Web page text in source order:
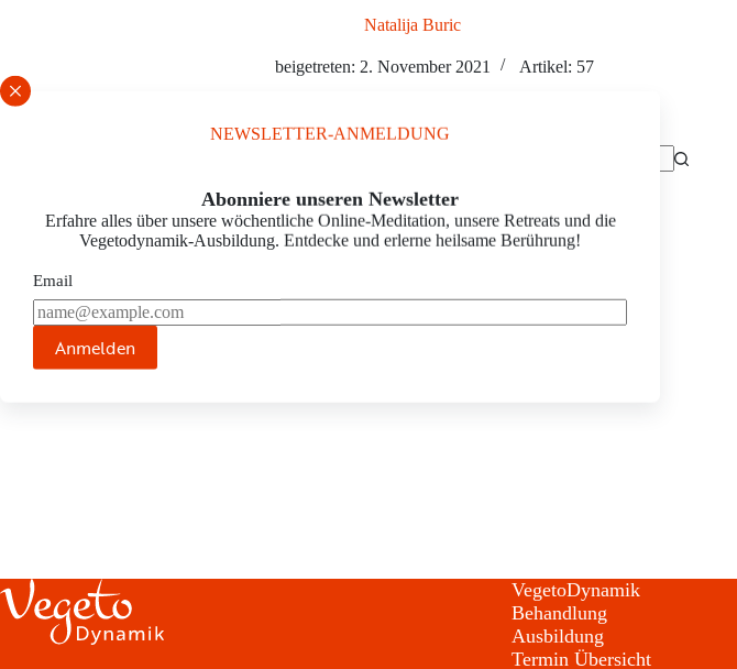
NEWSLETTER-ANMELDUNG
Abonniere unseren Newsletter
Erfahre alles über unsere wöchentliche Online-Meditation, unsere Retreats und die
Vegetodynamik-Ausbildung. Entdecke und erlerne heilsame Berührung!
Email
Anmelden
Natalija Buric
beigetreten: 2. November 2021 Artikel: 57
Ergebnisse
VegetoDynamik
Behandlung
Ausbildung
Termin Übersicht